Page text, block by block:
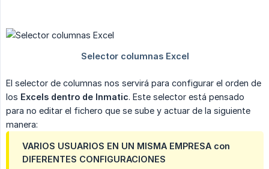
El selector de columnas nos servirá para configurar el orden de
los Excels dentro de Inmatic. Este selector está pensado
para no editar el fichero que se sube y actuar de la siguiente
manera:
VARIOS USUARIOS EN UN MISMA EMPRESA con
DIFERENTES CONFIGURACIONES